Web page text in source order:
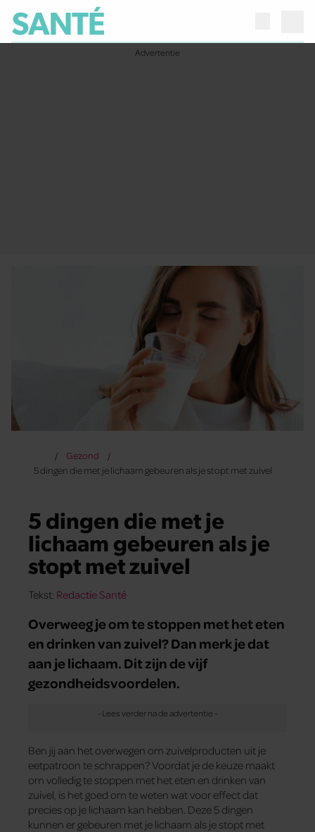
Gezond
5 dingen die met je lichaam gebeuren als je stopt met zuivel
5 dingen die met je
lichaam gebeuren als je
stopt met zuivel
Tekst: Redactie Santé
Overweeg je om te stoppen met het eten
en drinken van zuivel? Dan merk je dat
aan je lichaam. Dit zijn de vijf
gezondheidsvoordelen.
Ben jij aan het overwegen om zuivelproducten uit je
eetpatroon te schrappen? Voordat je de keuze maakt
om volledig te stoppen met het eten en drinken van
zuivel, is het goed om te weten wat voor effect dat
precies op je lichaam kan hebben. Deze 5 dingen
kunnen er gebeuren met je lichaam als je stopt met